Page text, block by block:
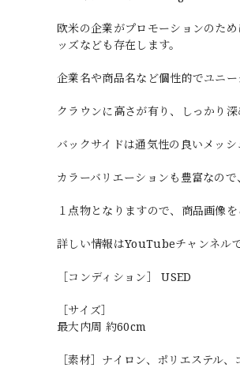
欧米の企業がプロモーションのた
ッズなども存在します。
企業名や商品名など個性的でユニ
クラウンに高さが有り、しっかり
バックサイドは通気性の良いメッ
カラーバリエーションも豊富なの
１点物となりますので、商品画像を
詳しい情報はYouTubeチャンネル
［コンディション］ USED
［サイズ］
最大内周 約60cm
［素材］ナイロン、ポリエステル